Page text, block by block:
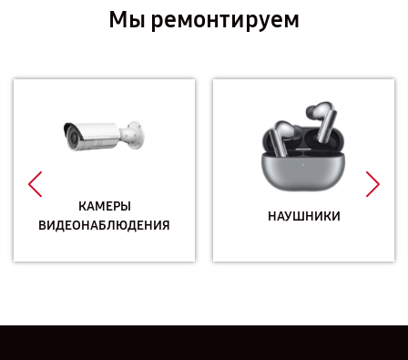
Мы ремонтируем
КАМЕРЫ
ВИДЕОНАБЛЮДЕНИЯ
НАУШНИКИ